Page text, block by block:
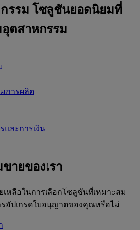
รรม โซลูชันยอดนิยมที่
อุตสาหกรรม
การผลิต
และการเงิน
ายของเรา
เหลือในการเลือกโซลูชันที่เหมาะสม
รอัปเกรดใบอนุญาตของคุณหรือไม่